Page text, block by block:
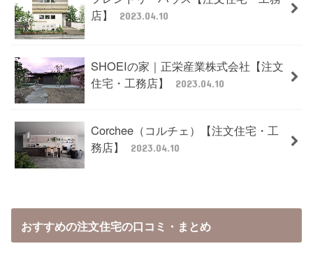
店】
2023.04.10
SHOEIの家｜正栄産業株式会社【注文
住宅・工務店】
2023.04.10
Corchee（コルチェ）【注文住宅・工
務店】
2023.04.10
おすすめの注文住宅の口コミ・まとめ